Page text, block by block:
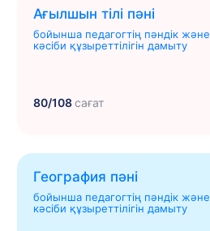
Ағылшын тілі пәні
бойынша педагогтің пәндік және
кәсіби құзыреттілігін дамыту
80/108сағат
География пәні
бойынша педагогтің пәндік және
кәсіби құзыреттілігін дамыту